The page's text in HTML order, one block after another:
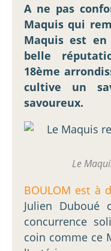
A ne pas
Maquis qui
Maquis est
belle
18ème
cultive un
savoureux.
Le
BOULOM est à
Julien Duboué
concurrence
coin comme ce